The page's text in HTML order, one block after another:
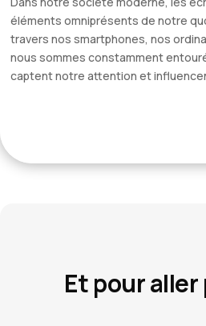
éléments omniprésents de notre
travers nos smartphones, nos
nous sommes constamment
captent notre attention et
Et pour aller